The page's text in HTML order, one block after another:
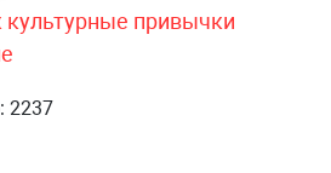
культурные привычки
2237